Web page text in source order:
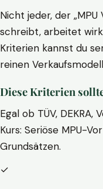
Nicht jeder, der
schreibt, arbeitet
Kriterien kannst du
reinen
Diese Kriterien
Egal ob TÜV,
Kurs: Seriöse MPU-
Grundsätzen.
✓